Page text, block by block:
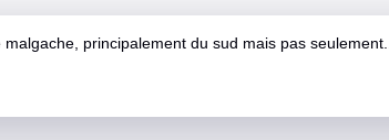
principalement du sud mais pas seulement...